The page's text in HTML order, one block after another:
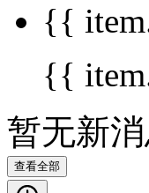
{{
{{
暂无新
查看全部